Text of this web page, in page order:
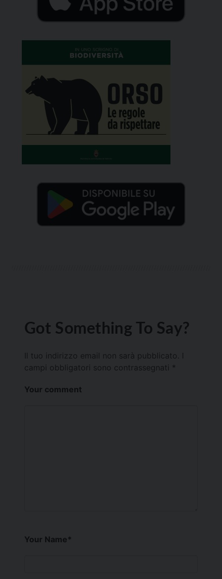
Got Something To Say?
Il tuo indirizzo email non sarà pubblicato.
campi obbligatori sono contrassegnati *
Your comment
Your Name*